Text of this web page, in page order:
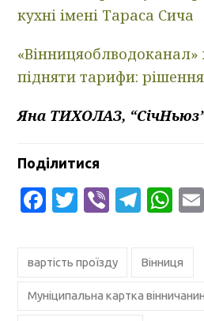
кухні імені Тараса Сича
«Вінницяоблводоканал»
підняти тарифи:
Яна ТИХОЛАЗ,
Поділитися
Facebook
Twitter
Viber
вартість проїзду Вінниця
Муніципальна картка